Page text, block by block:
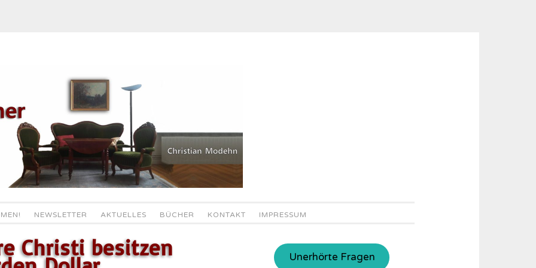
NEWSLETTER AKTUELLES BÜCHER KONTAKT IMPRESSUM
Christi besitzen Unerhörte Fragen